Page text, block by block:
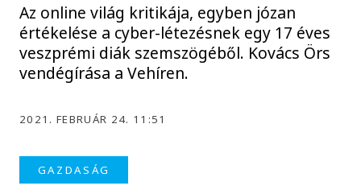
Az online világ kritikája, egyben józan
értékelése a cyber-létezésnek egy 17 éves
veszprémi diák szemszögéből. Kovács Örs
vendégírása a Vehíren.
2021. FEBRUÁR 24. 11:51
GAZDASÁG